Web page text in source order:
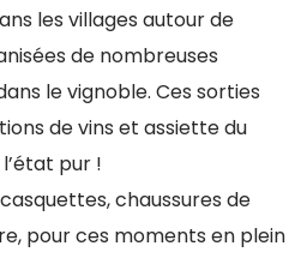
les villages autour de
de nombreuses
le vignoble. Ces sorties
de vins et assiette du
pur !
chaussures de
pour ces moments en plein